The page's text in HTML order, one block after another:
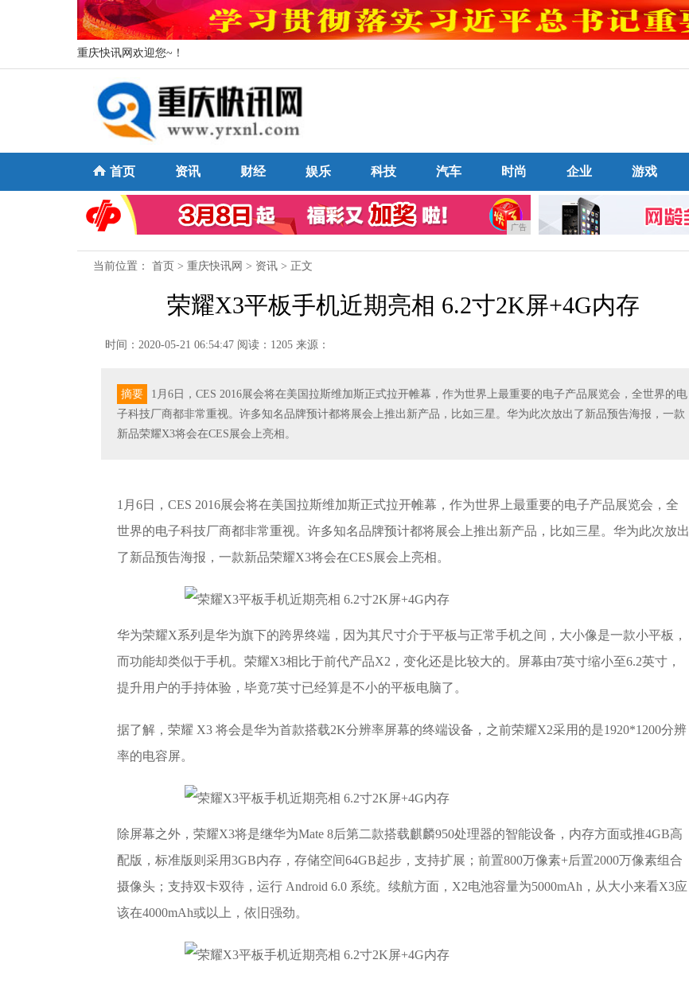
重庆快讯网欢迎您~！
首页 资讯 财经 娱乐 科技 汽车 时尚 企业 游戏
广告
当前位置： 首页 > 重庆快讯网 > 资讯 > 正文
荣耀X3平板手机近期亮相 6.2寸2K屏+4G内存
时间：2020-05-21 06:54:47 阅读：1205 来源：
摘要
1月6日，CES 2016展会将在美国拉斯维加斯正式拉开帷幕，作为世界上最重要的电子产品展览会，全世界的电
子科技厂商都非常重视。许多知名品牌预计都将展会上推出新产品，比如三星。华为此次放出了新品预告海报，一款
新品荣耀X3将会在CES展会上亮相。
1月6日，CES 2016展会将在美国拉斯维加斯正式拉开帷幕，作为世界上最重要的电子产品展览会，全
世界的电子科技厂商都非常重视。许多知名品牌预计都将展会上推出新产品，比如三星。华为此次放出
了新品预告海报，一款新品荣耀X3将会在CES展会上亮相。
华为荣耀X系列是华为旗下的跨界终端，因为其尺寸介于平板与正常手机之间，大小像是一款小平板，
而功能却类似于手机。荣耀X3相比于前代产品X2，变化还是比较大的。屏幕由7英寸缩小至6.2英寸，
提升用户的手持体验，毕竟7英寸已经算是不小的平板电脑了。
据了解，荣耀 X3 将会是华为首款搭载2K分辨率屏幕的终端设备，之前荣耀X2采用的是1920*1200分辨
率的电容屏。
除屏幕之外，荣耀X3将是继华为Mate 8后第二款搭载麒麟950处理器的智能设备，内存方面或推4GB高
配版，标准版则采用3GB内存，存储空间64GB起步，支持扩展；前置800万像素+后置2000万像素组合
摄像头；支持双卡双待，运行 Android 6.0 系统。续航方面，X2电池容量为5000mAh，从大小来看X3应
该在4000mAh或以上，依旧强劲。